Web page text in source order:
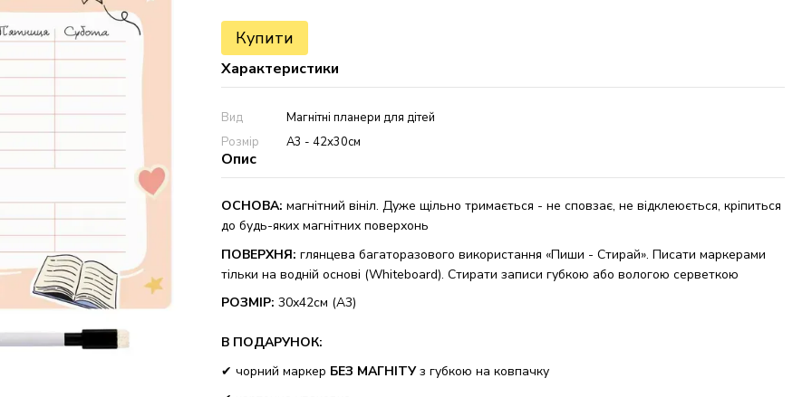
Купити
Характеристики
Вид
Магнітні планери для дітей
Розмір
А3 - 42х30см
Опис
ОСНОВА: магнітний вініл. Дуже щільно тримається - не сповзає, не відклеюється, кріпиться
до будь-яких магнітних поверхонь
ПОВЕРХНЯ: глянцева багаторазового використання «Пиши - Стирай». Писати маркерами
тільки на водній основі (Whiteboard). Стирати записи губкою або вологою серветкою
РОЗМІР: 30х42см (А3)
В ПОДАРУНОК:
✔ чорний маркер БЕЗ МАГНІТУз губкою на ковпачку